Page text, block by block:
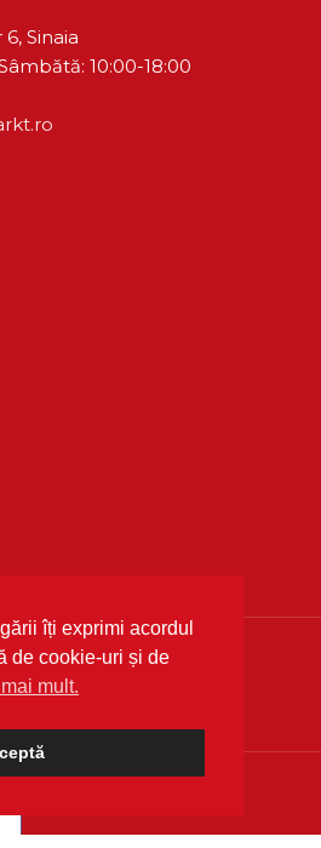
îți exprimi acordul
de cookie-uri și de
mult.
Sinaia
10:00-18:00